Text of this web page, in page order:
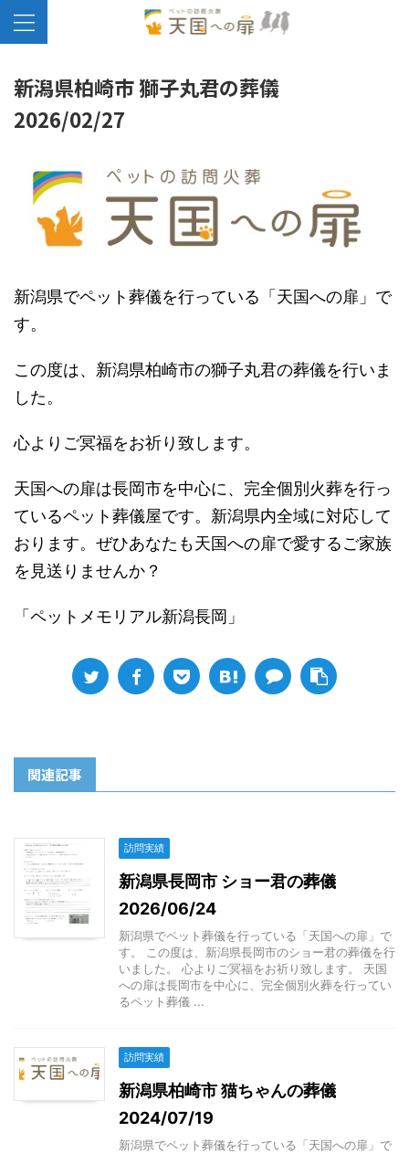
新潟県柏崎市 獅子丸君の葬儀
2026/02/27
新潟県でペット葬儀を行っている「天国への扉」で
す。
この度は、新潟県柏崎市の獅子丸君の葬儀を行いま
した。
心よりご冥福をお祈り致します。
天国への扉は長岡市を中心に、完全個別火葬を行っ
ているペット葬儀屋です。新潟県内全域に対応して
おります。ぜひあなたも天国への扉で愛するご家族
を見送りませんか？
「ペットメモリアル新潟長岡」
関連記事
訪問実績
新潟県長岡市 ショー君の葬儀
2026/06/24
新潟県でペット葬儀を行っている「天国への扉」で
す。 この度は、新潟県長岡市のショー君の葬儀を行
いました。 心よりご冥福をお祈り致します。 天国
への扉は長岡市を中心に、完全個別火葬を行ってい
るペット葬儀 ...
訪問実績
新潟県柏崎市 猫ちゃんの葬儀
2024/07/19
新潟県でペット葬儀を行っている「天国への扉」で